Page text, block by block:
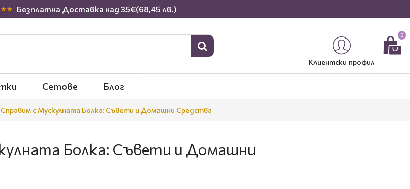
Безплатна Доставка над 35€(68,45 лв.)
Клиентски профил
0
Сетове Блог
Справим с Мускулната Болка: Съвети и Домашни Средства
Болка: Съвети и Домашни